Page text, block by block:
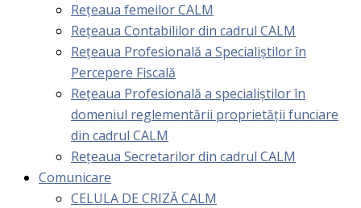
Rețeaua femeilor CALM
Rețeaua Contabililor din cadrul CALM
Rețeaua Profesională a Specialiștilor în
Percepere Fiscală
Reţeaua Profesională a specialiştilor în
domeniul reglementării proprietăţii funciare
din cadrul CALM
Rețeaua Secretarilor din cadrul CALM
Comunicare
CELULA DE CRIZĂ CALM